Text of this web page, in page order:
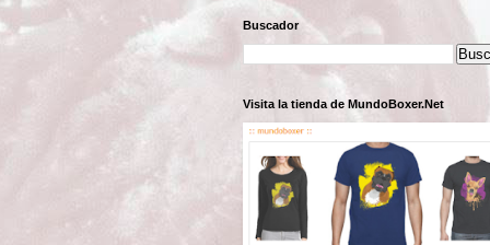
Buscador
Visita la tienda de MundoBoxer.Net